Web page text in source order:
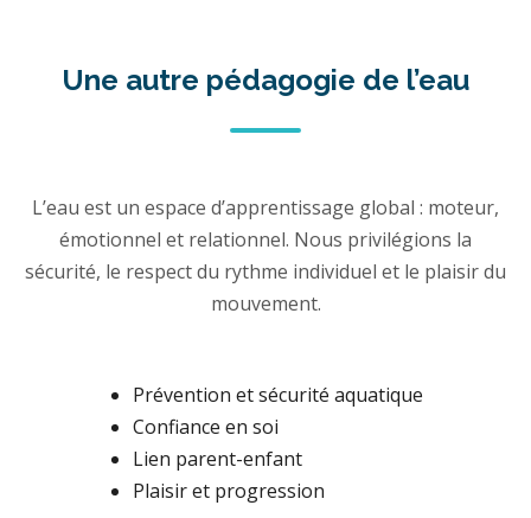
Une autre pédagogie de l’eau
L’eau est un espace d’apprentissage global : moteur,
émotionnel et relationnel. Nous privilégions la
sécurité, le respect du rythme individuel et le plaisir du
mouvement.
Prévention et sécurité aquatique
Confiance en soi
Lien parent-enfant
Plaisir et progression